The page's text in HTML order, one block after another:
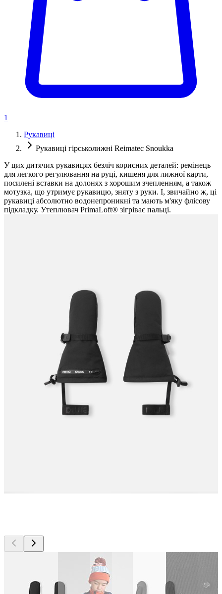
1
Рукавиці
Рукавиці гірськолижні Reimatec Snoukka
У цих дитячих рукавицях безліч корисних деталей: ремінець
для легкого регулювання на руці, кишеня для лижної карти,
посилені вставки на долонях з хорошим зчепленням, а також
мотузка, що утримує рукавицю, зняту з руки. І, звичайно ж, ці
рукавиці абсолютно водонепроникні та мають м'яку флісову
підкладку. Утеплювач PrimaLoft® зігріває пальці.